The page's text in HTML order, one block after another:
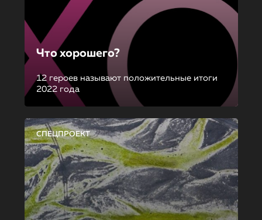
Что хорошего?
12 героев называют положительные итоги
2022 года
СПЕЦПРОЕКТ